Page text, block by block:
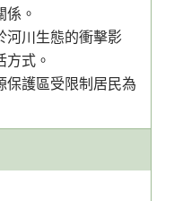
係。
河川生態的衝擊影
方式。
保護區受限制居民為